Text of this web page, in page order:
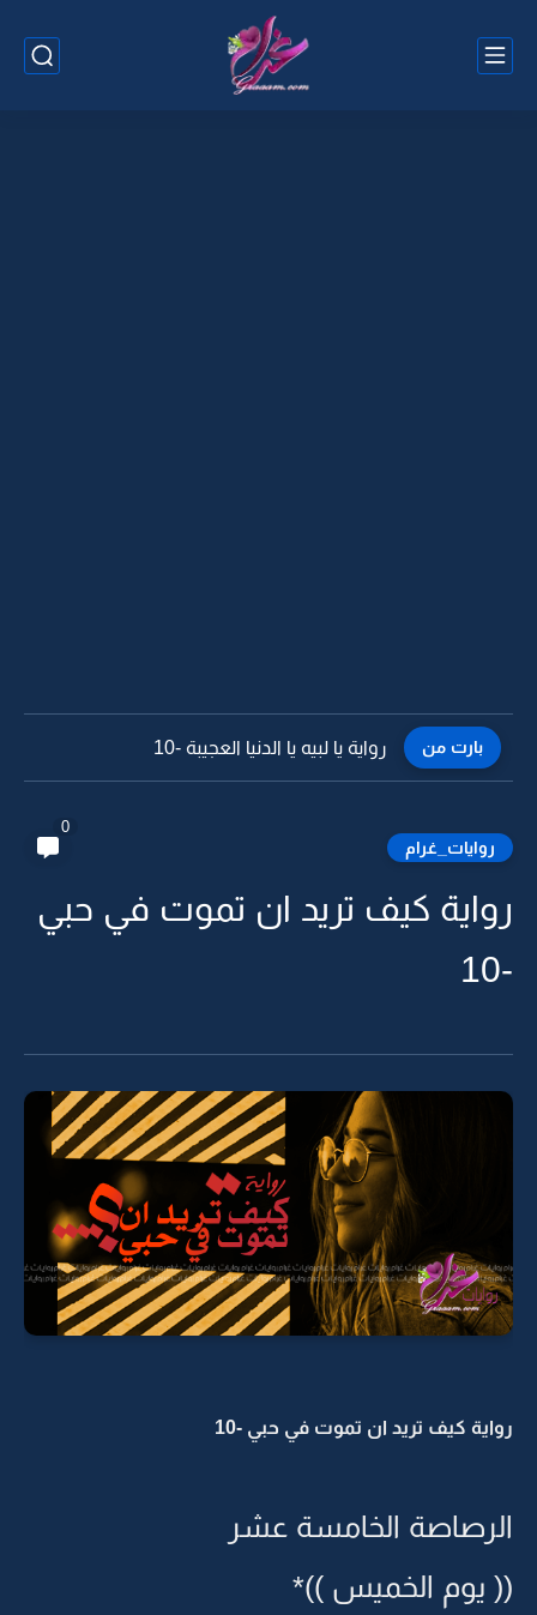
بارت من رواية يا لبيه يا الدنيا العجيبة -9
روايات_غرام
0
رواية كيف تريد ان تموت في حبي
-10
رواية كيف تريد ان تموت في حبي -10
الرصاصة الخامسة عشر
(( يوم الخميس ))*